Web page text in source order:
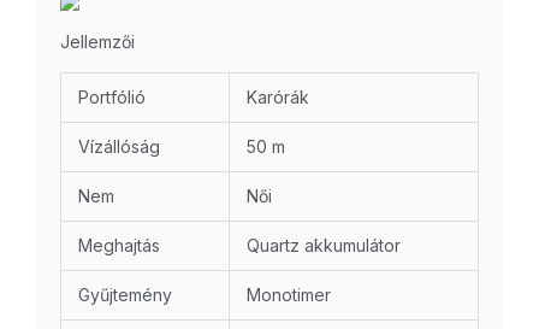
Jellemzői
Portfólió Karórák
Vízállóság 50 m
Nem Női
Meghajtás Quartz akkumulátor
Gyűjtemény Monotimer